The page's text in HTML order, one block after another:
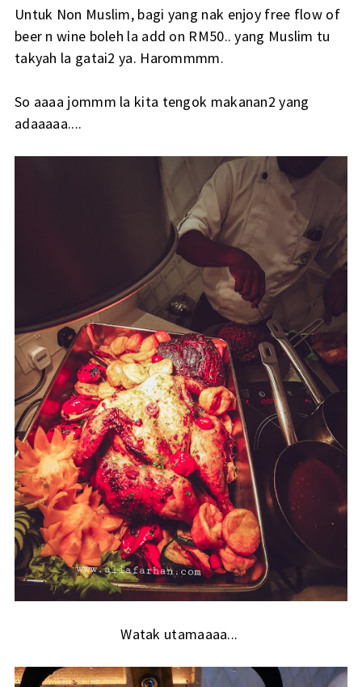
Untuk Non Muslim, bagi yang nak enjoy free flow of
beer n wine boleh la add on RM50.. yang Muslim tu
takyah la gatai2 ya. Harommmm.
So aaaa jommm la kita tengok makanan2 yang
adaaaaa....
Watak utamaaaa...